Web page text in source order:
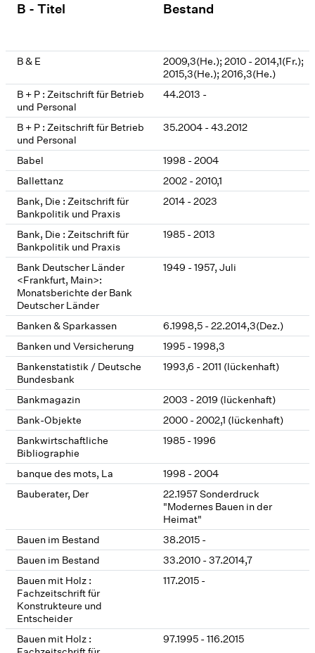
B - Titel Bestand
B & E
2009,3(He.); 2010 - 2014,1(Fr.);
2015,3(He.); 2016,3(He.)
B + P : Zeitschrift für Betrieb
und Personal
44.2013 -
B + P : Zeitschrift für Betrieb
und Personal
35.2004 - 43.2012
Babel
1998 - 2004
Ballettanz
2002 - 2010,1
Bank, Die : Zeitschrift für
Bankpolitik und Praxis
2014 - 2023
Bank, Die : Zeitschrift für
Bankpolitik und Praxis
1985 - 2013
Bank Deutscher Länder
<Frankfurt, Main>:
Monatsberichte der Bank
Deutscher Länder
1949 - 1957, Juli
Banken & Sparkassen
6.1998,5 - 22.2014,3(Dez.)
Banken und Versicherung
1995 - 1998,3
Bankenstatistik / Deutsche
Bundesbank
1993,6 - 2011 (lückenhaft)
Bankmagazin
2003 - 2019 (lückenhaft)
Bank-Objekte
2000 - 2002,1 (lückenhaft)
Bankwirtschaftliche
Bibliographie
1985 - 1996
banque des mots, La
1998 - 2004
Bauberater, Der
22.1957 Sonderdruck
"Modernes Bauen in der
Heimat"
Bauen im Bestand
38.2015 -
Bauen im Bestand
33.2010 - 37.2014,7
Bauen mit Holz :
Fachzeitschrift für
Konstrukteure und
Entscheider
117.2015 -
Bauen mit Holz :
97.1995 - 116.2015